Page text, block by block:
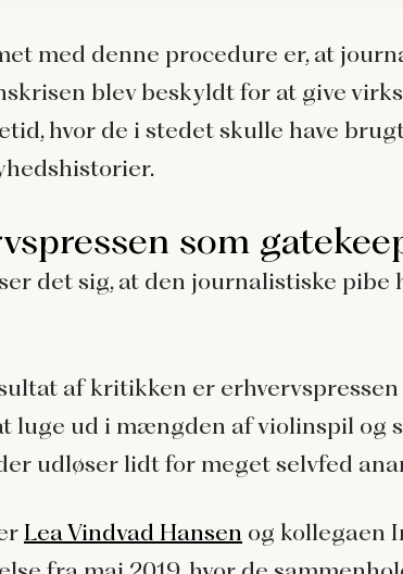
med denne procedure er, at
blev beskyldt for at give
hvor de i stedet skulle have
som
det sig, at den journalistiske pibe
af kritikken er
luge ud i mængden af violinspil og
udløser lidt for meget selvfed
Lea Vindvad Hansen og kollegaen